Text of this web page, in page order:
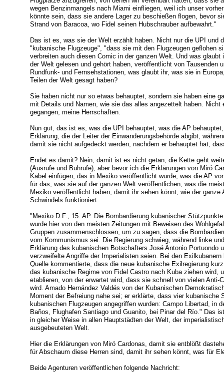
wegen Benzinmangels nach Miami einfliegen, weil ich unser
könnte sein, dass sie andere Lager zu beschießen flogen, bevor
Strand von Baracoa, wo Fidel seinen Hubschrauber aufbewahrt."
Das ist es, was sie der Welt erzählt haben. Nicht nur die UPI und
"kubanische Flugzeuge", "dass sie mit den Flugzeugen geflohen
verbreiten auch diesen Comic in der ganzen Welt. Und was
der Welt gelesen und gehört haben, veröffentlicht von Tausenden
Rundfunk- und Fernsehstationen, was glaubt ihr, was sie in
Teilen der Welt gesagt haben?
Sie haben nicht nur so etwas behauptet, sondern sie haben eine
mit Details und Namen, wie sie das alles angezettelt haben. Nicht
gegangen, meine Herrschaften.
Nun gut, das ist es, was die UPI behauptet, was die AP
Erklärung, die der Leiter der Einwanderungsbehörde abgibt,
damit sie nicht aufgedeckt werden, nachdem er behauptet hat,
Endet es damit? Nein, damit ist es nicht getan, die Kette geht
(Ausrufe und Buhrufe), aber bevor ich die Erklärungen von Miró
Kabel einfügen, das in Mexiko veröffentlicht wurde, was die AP
für das, was sie auf der ganzen Welt veröffentlichen, was die
Mexiko veröffentlicht haben, damit ihr sehen könnt, wie der ganze
Schwindels funktioniert:
"Mexiko D.F., 15. AP. Die Bombardierung kubanischer
wurde hier von den meisten Zeitungen mit Beweisen des
Gruppen zusammenschlossen, um zu sagen, dass die
vom Kommunismus sei. Die Regierung schwieg, während linke
Erklärung des kubanischen Botschafters José Antonio Portuondo
verzweifelte Angriffe der Imperialisten seien. Bei den
Quelle kommentierte, dass die neue kubanische Exilregierung
das kubanische Regime von Fidel Castro nach Kuba ziehen wird,
etablieren, von der erwartet wird, dass sie schnell von vielen Anti-
wird. Amado Hernández Valdés von der Kubanischen
Moment der Befreiung nahe sei; er erklärte, dass vier kubanische
kubanischen Flugzeugen angegriffen wurden: Campo Libertad, in
Baños, Flughafen Santiago und Guanito, bei Pinar del Río." Das
in gleicher Weise in allen Hauptstädten der Welt, der
ausgebeuteten Welt.
Hier die Erklärungen von Miró Cardonas, damit sie entblößt
für Abschaum diese Herren sind, damit ihr sehen könnt, was für
Beide Agenturen veröffentlichen folgende Nachricht: